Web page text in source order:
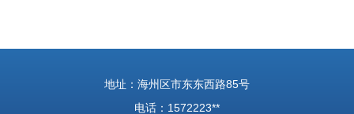
地址：海州区市东东西路85号
电话：1572223**